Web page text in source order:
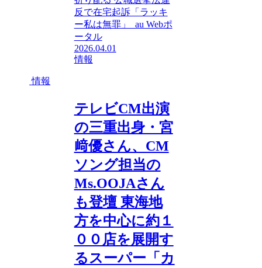
反で在宅起訴「ラッキ
ー私は無罪」 au Webポ
ータル
2026.04.01
情報
情報
テレビCM出演
の三重出身・宮
﨑優さん、CM
ソング担当の
Ms.OOJAさん
も登壇 東海地
方を中心に約１
００店を展開す
るスーパー「カ